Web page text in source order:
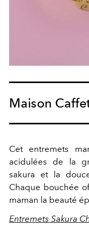
Maison
Cet entremets
acidulées de la
sakura et la
Chaque bouchée
maman la beauté
Entremets Sakura